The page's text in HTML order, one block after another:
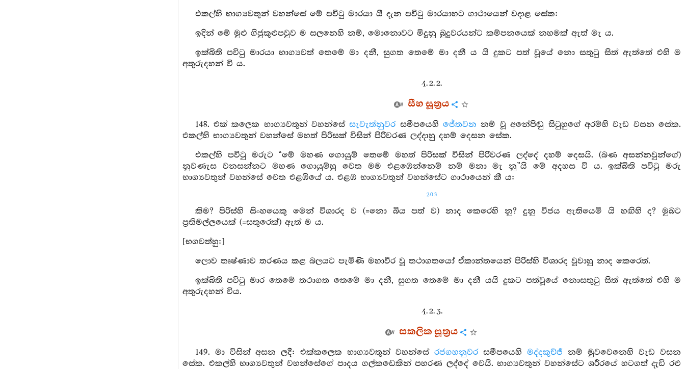
එකල්හි භාග්‍යවතුන් වහන්සේ මේ පවිටු මාරයා යී දැන පවිටු මාරයාහට ගාථායෙන් වදාළ සේක:
ඉදින් මේ මුළු ගිජුකුළුපවුව ම සලනෙහි නම්, මොනොවට මිදුනු බුදුවරයන්ට කම්පනයෙක් නහමක් ඇත් මැ ය.
ඉක්බිති පවිටු මාරයා භාග්‍යවත් තෙමේ මා දනී, සුගත තෙමේ මා දනී ය යි දුකට පත් වූයේ නො සතුටු සිත් ඇත්තේ එහි ම
අතුරුදහන් වි ය.
4. 2. 2.
සීහ සූත්‍රය
148. එක් කලෙක භාග්‍යවතුන් වහන්සේසැවැත්නුවරසමීපයෙහිජේතවන නම් වූ අනේපිඬු සිටුහුගේ අරම්හි වැඩ වසන සේක.
එකල්හි භාග්‍යවතුන් වහන්සේ මහත් පිරිසක් විසින් පිරිවරණ ලද්දාහු දහම් දෙසන සේක.
එකල්හි පවිටු මරුට “මේ මහණ ගොයුම් තෙමේ මහත් පිරිසක් විසින් පිරිවරණ ලද්දේ දහම් දෙසයි. (බණ අසන්නවුන්ගේ)
නුවණැස වනසන්නට මහණ ගොයුම්හු වෙත මම එළඹෙන්නෙම් නම් මනා මැ නු”යි මේ අදහස වි ය. ඉක්බිති පවිටු මරු
භාග්‍යවතුන් වහන්සේ වෙත එළඹියේ ය. එළඹ භාග්‍යවතුන් වහන්සේට ගාථායෙන් කී ය:
203
කිම? පිරිස්හි සිංහයෙකු මෙන් විශාරද ව (=නො බිය පත් ව) නාද කෙරෙහි නු? දුනු විජය ඇතියෙමි යි හඟිහි ද? මුබට
ප්‍රතිමල්ලයෙක් (=සතුරෙක්) ඇත් ම ය.
[භගවත්හු:]
ලොව තෘෂ්ණාව තරණය කළ බලයට පැමිණි මහාවීර වූ තථාගතයෝ ඒකාන්තයෙන් පිරිස්හි විශාරද වූවාහු නාද කෙරෙත්.
ඉක්බිති පවිටු මාර තෙමේ තථාගත තෙමේ මා දනී, සුගත තෙමේ මා දනී යයි දුකට පත්වූයේ නොසතුටු සිත් ඇත්තේ එහි ම
අතුරුදහන් විය.
4. 2. 3.
සකලික සූත්‍රය
149. මා විසින් අසන ලදී: එක්කලෙක භාග්‍යවතුන් වහන්සේරජගහනුවරසමීපයෙහිමද්දකුච්ජී නම් මුවවෙනෙහි වැඩ වසන
සේක. එකල්හි භාග්‍යවතුන් වහන්සේගේ පාදය ගල්කඩෙකින් පහරණ ලද්දේ වෙයි. භාග්‍යවතුන් වහන්සේට ශරීරයේ හටගත් දැඩි රළු